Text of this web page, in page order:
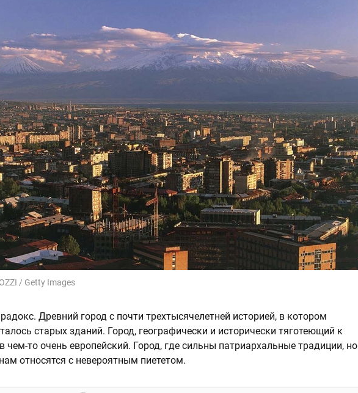
/ Getty Images
Древний город с почти трехтысячелетней историей, в котором
старых зданий. Город, географически и исторически тяготеющий к
чем-то очень европейский. Город, где сильны патриархальные традиции, но
относятся с невероятным пиететом.